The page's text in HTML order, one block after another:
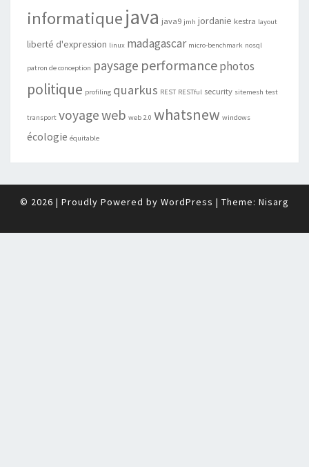
informatiquejava java9 jmh jordanie kestra layout
liberté d'expression linux madagascar micro-benchmark nosql
patron de conception paysage performancephotos
politique profiling quarkus REST RESTful security sitemesh test
transport voyageweb web 2.0 whatsnew windows
écologie équitable
© 2026 | Proudly Powered by WordPress | Theme: Nisarg